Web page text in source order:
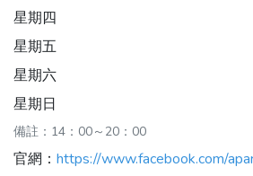
星期四
星期五
星期六
星期日
備註：14：00～20：00
官網： https://www.facebook.com/